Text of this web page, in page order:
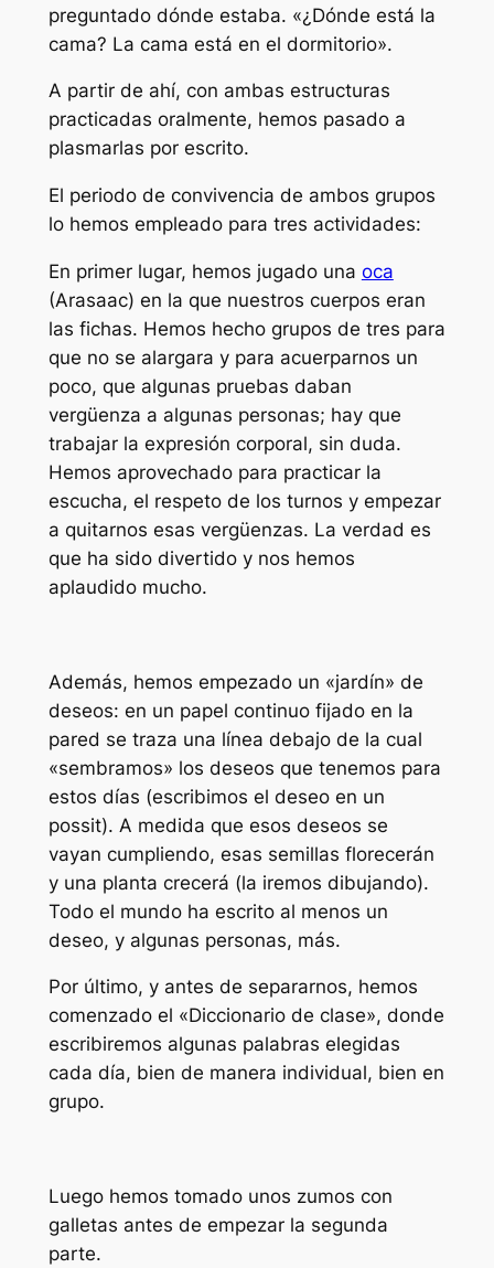
preguntado dónde estaba. «¿Dónde está la
cama? La cama está en el dormitorio».
A partir de ahí, con ambas estructuras
practicadas oralmente, hemos pasado a
plasmarlas por escrito.
El periodo de convivencia de ambos grupos
lo hemos empleado para tres actividades:
En primer lugar, hemos jugado una oca
(Arasaac) en la que nuestros cuerpos eran
las fichas. Hemos hecho grupos de tres para
que no se alargara y para acuerparnos un
poco, que algunas pruebas daban
vergüenza a algunas personas; hay que
trabajar la expresión corporal, sin duda.
Hemos aprovechado para practicar la
escucha, el respeto de los turnos y empezar
a quitarnos esas vergüenzas. La verdad es
que ha sido divertido y nos hemos
aplaudido mucho.
Además, hemos empezado un «jardín» de
deseos: en un papel continuo fijado en la
pared se traza una línea debajo de la cual
«sembramos» los deseos que tenemos para
estos días (escribimos el deseo en un
possit). A medida que esos deseos se
vayan cumpliendo, esas semillas florecerán
y una planta crecerá (la iremos dibujando).
Todo el mundo ha escrito al menos un
deseo, y algunas personas, más.
Por último, y antes de separarnos, hemos
comenzado el «Diccionario de clase», donde
escribiremos algunas palabras elegidas
cada día, bien de manera individual, bien en
grupo.
Luego hemos tomado unos zumos con
galletas antes de empezar la segunda
parte.